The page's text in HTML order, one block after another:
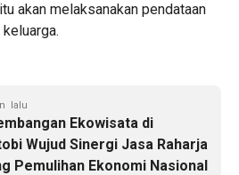
akan melaksanakan pendataan
lalu
Ekowisata di
Wujud Sinergi Jasa Raharja
Pemulihan Ekonomi Nasional